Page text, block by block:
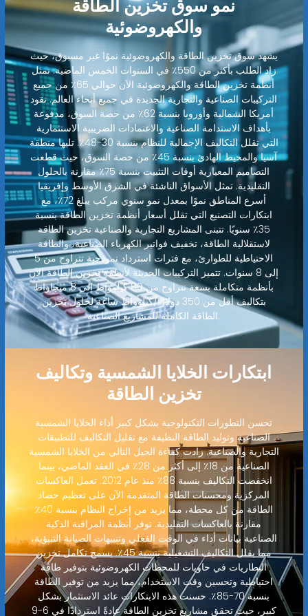
نمو سوق تخزين الطاقة
والكهروضوئية
يشهد سوق تخزين الطاقة والكهروضوئية نموًا غير مسبوق، حيث
زاد الطلب بأكثر من 550٪ في السنوات الخمس الماضية. تمثل
أنظمة تخزين الطاقة والكهروضوئية الآن حوالي 65٪ من جميع
التركيبات الصناعية والتجارية الجديدة في جميع أنحاء العالم. تقود
أمريكا الشمالية وأوروبا بنسبة 62٪ من حصة السوق، مدفوعة
بأهداف الاستدامة الصناعية والاعتمادات الضريبية الاستثمارية
التي تقلل التكاليف الإجمالية للنظام بنسبة 30-48٪. تليها منطقة
آسيا والمحيط الهادئ بنسبة 45٪ من حصة السوق، حيث قطعت
التصاميم المعيارية أوقات التثبيت بنسبة 75٪ مقارنة بالحلول
التقليدية. تمثل الأسواق الناشئة في الشرق الأوسط وإفريقيا
أسرع المناطق نموًا بمعدل نمو سنوي مركب يبلغ 72٪، مع
ابتكارات التصنيع التي تقلل أسعار أنظمة تخزين الطاقة بنسبة
35٪ سنويًا. تتبنى المشاريع التجارية والصناعية تخزين الطاقة
لاستقلالية الطاقة، تخفيف فواتير الكهرباء الصناعية، والطاقة
الاحتياطية للطوارئ، مع فترات استرداد نموذجية تتراوح من 5
إلى 8 سنوات. تتميز التركيبات الحديثة لأنظمة تخزين الطاقة الآن
بأنظمة متكاملة بسعة تتراوح من 80 كيلوواط إلى 8 ميجاواط
بتكاليف أقل من 350 دولارًا/كيلوواط ساعة لحلول تخزين
الطاقة الكاملة للمشاريع الصناعية.
ابتكارات الخلايا الشمسية وتكاليف
تخزين الطاقة
تحسن التطورات التكنولوجية بشكل كبير أداء الخلايا الشمسية
الصناعية وتوليد الطاقة النظيفة مع تقليل التكاليف للتطبيقات
التجارية والصناعية. زادت كفاءة الجيل التالي من الخلايا الشمسية
الصناعية من 18٪ إلى أكثر من 28٪ في العقد الماضي، بينما
انخفضت التكاليف بنسبة 88٪ منذ عام 2012. تعمل العاكسات
المركزية ومحسنات الطاقة المتقدمة الآن على تعظيم حصاد
الطاقة من كل محطة، مما يزيد من إخراج النظام بنسبة 40٪
مقارنة بالعاكسات التقليدية. توفر أنظمة المراقبة الذكية
الصناعية بيانات أداء في الوقت الفعلي وتنبيهات الصيانة التنبؤية،
مما يقلل التكاليف التشغيلية بنسبة 45٪. يسمح تكامل تخزين
البطاريات في حاويات للمحطات الكهروضوئية بتوفير طاقة
احتياطية وتحسين وقت الاستخدام، مما يزيد من توفير الطاقة
بنسبة 70-85٪. حسنت هذه الابتكارات عائد الاستثمار بشكل
كبير، حيث تحقق مشاريع تخزين الطاقة عادةً استردادًا في 6-9